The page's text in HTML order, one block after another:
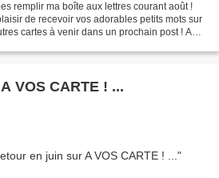
remplir ma boîte aux lettres courant août !
de recevoir vos adorables petits mots sur
cartes à venir dans un prochain post ! A
VOS CARTE ! ...